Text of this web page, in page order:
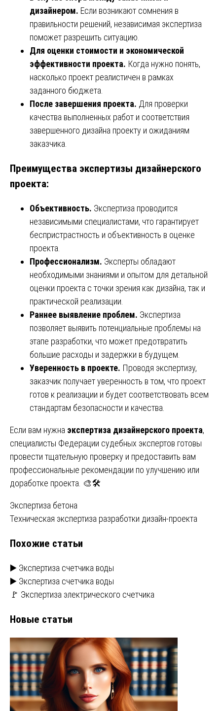
дизайнером. Если возникают сомнения в
правильности решений, независимая экспертиза
поможет разрешить ситуацию.
Для оценки стоимости и экономической
эффективности проекта. Когда нужно понять,
насколько проект реалистичен в рамках
заданного бюджета.
После завершения проекта. Для проверки
качества выполненных работ и соответствия
завершенного дизайна проекту и ожиданиям
заказчика.
Преимущества экспертизы дизайнерского
проекта:
Объективность. Экспертиза проводится
независимыми специалистами, что гарантирует
беспристрастность и объективность в оценке
проекта.
Профессионализм. Эксперты обладают
необходимыми знаниями и опытом для детальной
оценки проекта с точки зрения как дизайна, так и
практической реализации.
Раннее выявление проблем. Экспертиза
позволяет выявить потенциальные проблемы на
этапе разработки, что может предотвратить
большие расходы и задержки в будущем.
Уверенность в проекте. Проводя экспертизу,
заказчик получает уверенность в том, что проект
готов к реализации и будет соответствовать всем
стандартам безопасности и качества.
Если вам нужна экспертиза дизайнерского проекта,
специалисты Федерации судебных экспертов готовы
провести тщательную проверку и предоставить вам
профессиональные рекомендации по улучшению или
доработке проекта. 🎨🛠️
Навигация
записям
Экспертиза бетона
Техническая экспертиза разработки дизайн-проекта
Похожие статьи
▶️ Экспертиза счетчика воды
▶️ Экспертиза счетчика воды
🚩 Экспертиза электрического счетчика
Новые статьи